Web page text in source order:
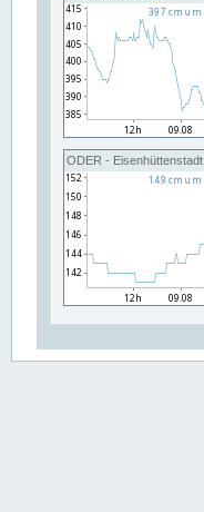
ODER - Eisenhüttenstadt